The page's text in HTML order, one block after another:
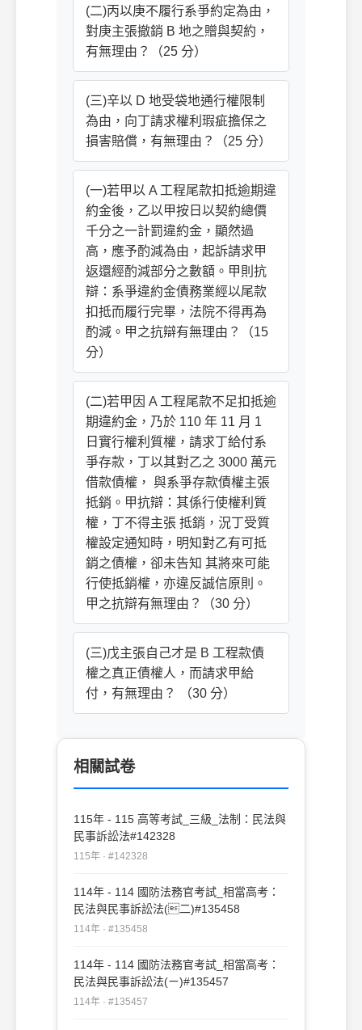
(二)丙以庚不履行系爭約定為由，
對庚主張撤銷 B 地之贈與契約，
有無理由？（25 分）
(三)辛以 D 地受袋地通行權限制
為由，向丁請求權利瑕疵擔保之
損害賠償，有無理由？（25 分）
(一)若甲以 A 工程尾款扣抵逾期違
約金後，乙以甲按日以契約總價
千分之一計罰違約金，顯然過
高，應予酌減為由，起訴請求甲
返還經酌減部分之數額。甲則抗
辯：系爭違約金債務業經以尾款
扣抵而履行完畢，法院不得再為
酌減。甲之抗辯有無理由？（15
分）
(二)若甲因 A 工程尾款不足扣抵逾
期違約金，乃於 110 年 11 月 1
日實行權利質權，請求丁給付系
爭存款，丁以其對乙之 3000 萬元
借款債權， 與系爭存款債權主張
抵銷。甲抗辯：其係行使權利質
權，丁不得主張 抵銷，況丁受質
權設定通知時，明知對乙有可抵
銷之債權，卻未告知 其將來可能
行使抵銷權，亦違反誠信原則。
甲之抗辯有無理由？（30 分）
(三)戊主張自己才是 B 工程款債
權之真正債權人，而請求甲給
付，有無理由？ （30 分）
相關試卷
115年 - 115 高等考試_三級_法制：民法與
民事訴訟法#142328
115年 · #142328
114年 - 114 國防法務官考試_相當高考：
民法與民事訴訟法(二)#135458
114年 · #135458
114年 - 114 國防法務官考試_相當高考：
民法與民事訴訟法(ㄧ)#135457
114年 · #135457